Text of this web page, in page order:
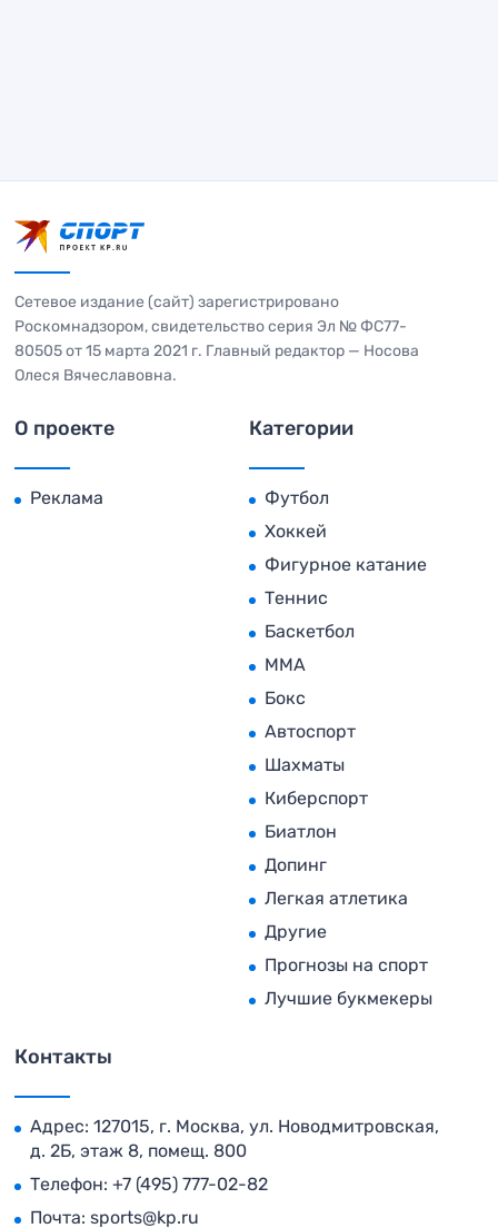
Сетевое издание (сайт) зарегистрировано
Роскомнадзором, свидетельство серия Эл № ФС77-
80505 от 15 марта 2021 г. Главный редактор — Носова
Олеся Вячеславовна.
О проекте
Реклама
Категории
Футбол
Хоккей
Фигурное катание
Теннис
Баскетбол
MMA
Бокс
Автоспорт
Шахматы
Киберспорт
Биатлон
Допинг
Легкая атлетика
Другие
Прогнозы на спорт
Лучшие букмекеры
Контакты
Адрес: 127015, г. Москва, ул. Новодмитровская,
д. 2Б, этаж 8, помещ. 800
Телефон: +7 (495) 777-02-82
Почта: sports@kp.ru